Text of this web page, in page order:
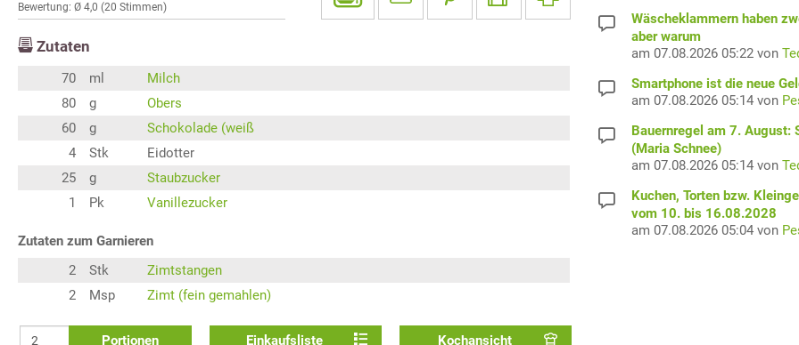
Bewertung: Ø 4,0 (20 Stimmen)
Zutaten
70 ml
Milch
80
g
Obers
60
g
Schokolade (weiß
4
Stk
Eidotter
25
g
Staubzucker
1
Pk Vanillezucker
Zutaten zum Garnieren
2
Stk
Zimtstangen
2
Msp Zimt (fein gemahlen)
Portionen Einkaufsliste Kochansicht
Wäscheklammern haben
aber warum
am 07.08.2026 05:22 von
Smartphone ist die neue
am 07.08.2026 05:14 von
Bauernregel am 7. August:
(Maria Schnee)
am 07.08.2026 05:14 von
Kuchen, Torten bzw.
vom 10. bis 16.08.2028
am 07.08.2026 05:04 von